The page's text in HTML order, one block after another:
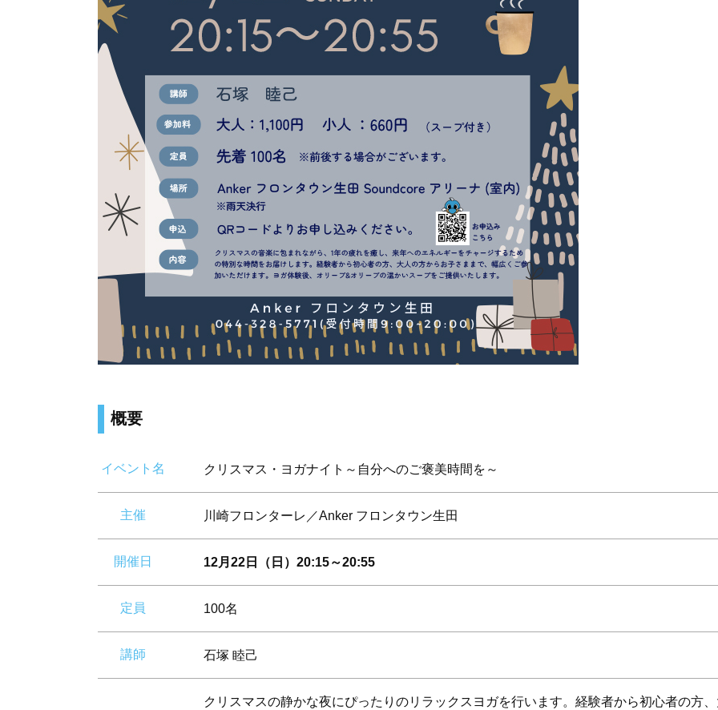
概要
イベント名 クリスマス・ヨガナイト～自分へのご褒美時間を～
主催 川崎フロンターレ／Anker フロンタウン生田
開催日 12月22日（日）20:15～20:55
定員 100名
講師 石塚 睦己
クリスマスの静かな夜にぴったりのリラックスヨガを行います。経験者から初心者の方